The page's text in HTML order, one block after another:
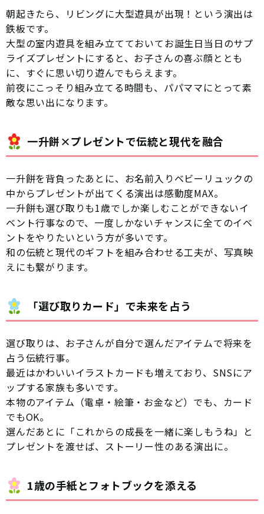
朝起きたら、リビングに大型遊具が出現！という演出は
鉄板です。
大型の室内遊具を組み立てておいてお誕生日当日のサプ
ライズプレゼントにすると、お子さんの喜ぶ顔ととも
に、すぐに思い切り遊んでもらえます。
前夜にこっそり組み立てる時間も、パパママにとって素
敵な思い出になります。
一升餅×プレゼントで伝統と現代を融合
一升餅を背負ったあとに、お名前入りベビーリュックの
中からプレゼントが出てくる演出は感動度MAX。
一升餅も選び取りも1歳でしか楽しむことができないイ
ベント行事なので、一度しかないチャンスに全てのイベ
ントをやりたいという方が多いです。
和の伝統と現代のギフトを組み合わせる工夫が、写真映
えにも繋がります。
「選び取りカード」で未来を占う
選び取りは、お子さんが自分で選んだアイテムで将来を
占う伝統行事。
最近はかわいいイラストカードも増えており、SNSにア
ップする家族も多いです。
本物のアイテム（電卓・絵筆・お金など）でも、カード
でもOK。
選んだあとに「これからの成長を一緒に楽しもうね」と
プレゼントを渡せば、ストーリー性のある演出に。
1歳の手紙とフォトブックを添える